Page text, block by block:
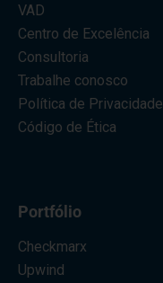
VAD
Centro de Excelência
Consultoria
Trabalhe conosco
Política de Privacidade
Código de Ética
Portfólio
Checkmarx
Upwind